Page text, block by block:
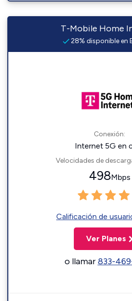
T-Mobile Home
28% disponible en
Conexión:
Internet 5G en
Velocidades de
498Mbps
Calificación de
Ver Planes
o llamar833-